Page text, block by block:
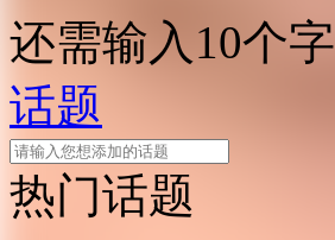
还需输入10个字
话题
热门话题